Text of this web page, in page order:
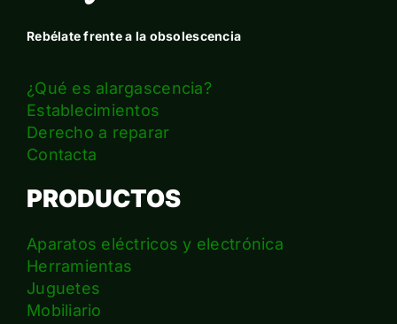
Rebélate frente a la obsolescencia
¿Qué es alargascencia?
Establecimientos
Derecho a reparar
Contacta
PRODUCTOS
Aparatos eléctricos y electrónica
Herramientas
Juguetes
Mobiliario